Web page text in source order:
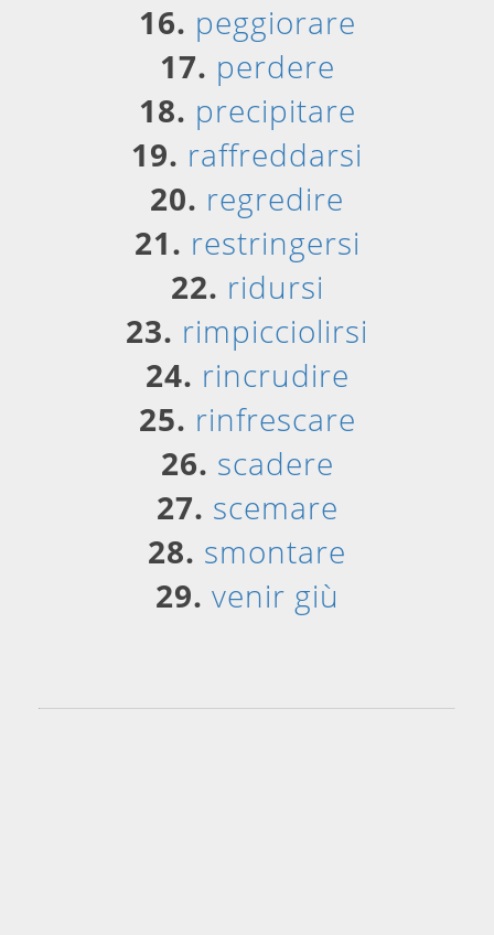
16. peggiorare
17. perdere
18. precipitare
19. raffreddarsi
20. regredire
21. restringersi
22. ridursi
23. rimpicciolirsi
24. rincrudire
25. rinfrescare
26. scadere
27. scemare
28. smontare
29. venir giù